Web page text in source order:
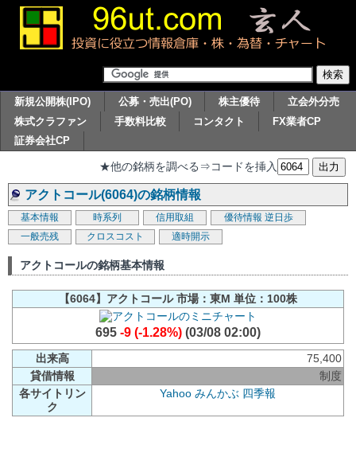
新規公開株(IPO) 公募・売出(PO) 株主優待
立会外分売
株式クラファン
手数料比較 コンタクト
FX業者CP
証券会社CP
★他の銘柄を調べる⇒コードを挿入
アクトコール(6064)の銘柄情報
基本情報 時系列 信用取組 優待情報 逆日歩
一般売残
クロスコスト 適時開示
アクトコールの銘柄基本情報
【6064】アクトコール 市場：東M 単位：100株
695 -9 (-1.28%) (03/08 02:00)
出来高
75,400
貸借情報
制度
各サイトリン
ク
Yahoo みんかぶ 四季報